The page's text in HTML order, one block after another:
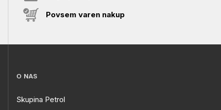
Povsem varen nakup
O NAS
Skupina Petrol